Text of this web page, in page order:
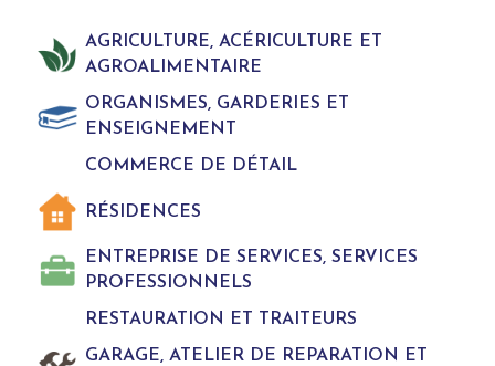
AGRICULTURE, ACÉRICULTURE ET
AGROALIMENTAIRE
ORGANISMES, GARDERIES ET
ENSEIGNEMENT
COMMERCE DE DÉTAIL
RÉSIDENCES
ENTREPRISE DE SERVICES, SERVICES
PROFESSIONNELS
RESTAURATION ET TRAITEURS
GARAGE, ATELIER DE REPARATION ET